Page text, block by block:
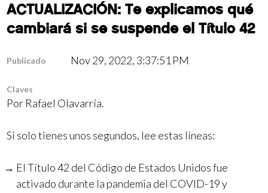
ACTUALIZACIÓN: Te explicamos qué
cambiará si se suspende el Título 42
Publicado Nov 29, 2022, 3:37:51 PM
Claves
Por Rafael Olavarría.
Si solo tienes unos segundos, lee estas líneas:
El Título 42 del Código de Estados Unidos fue
activado durante la pandemia del COVID-19 y